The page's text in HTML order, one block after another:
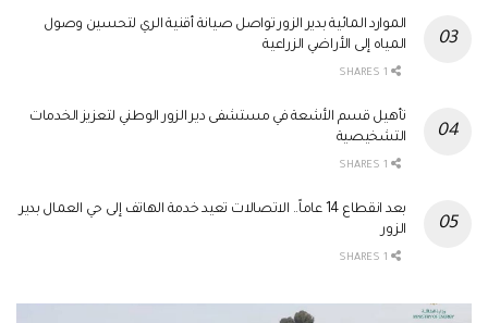
الموارد المائية بدير الزور تواصل صيانة أقنية الري لتحسين وصول
المياه إلى الأراضي الزراعية
تأهيل قسم الأشعة في مستشفى دير الزور الوطني لتعزيز الخدمات
التشخيصية
بعد انقطاع 14 عاماً.. الاتصالات تعيد خدمة الهاتف إلى حي العمال بدير
الزور